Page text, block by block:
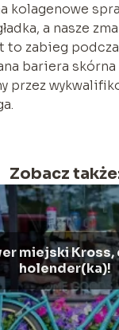
kolagenowe
a nasze
to zabieg
bariera
przez
Zobacz
miejski Kross,
holender(ka)!